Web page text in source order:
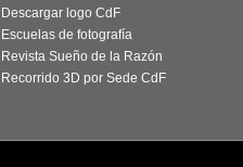
Descargar logo CdF
Escuelas de fotografía
Revista Sueño de la Razón
Recorrido 3D por Sede CdF